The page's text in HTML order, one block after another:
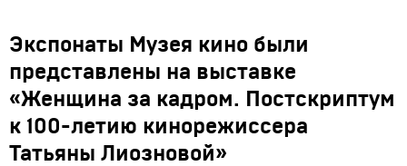
Экспонаты Музея кино были
представлены на выставке
«Женщина за кадром. Постскриптум
к 100-летию кинорежиссера
Татьяны Лиозновой»